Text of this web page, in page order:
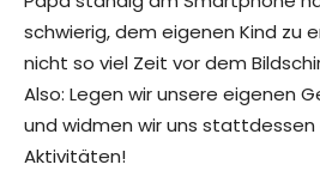
schwierig, dem eigenen Kind zu
nicht so viel Zeit vor dem
Also: Legen wir unsere eigenen
und widmen wir uns
Aktivitäten!